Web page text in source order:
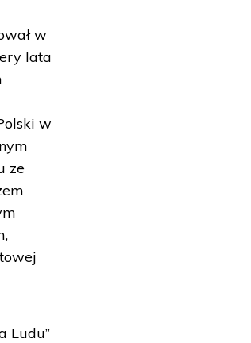
w
lata
w
ze
Ludu”